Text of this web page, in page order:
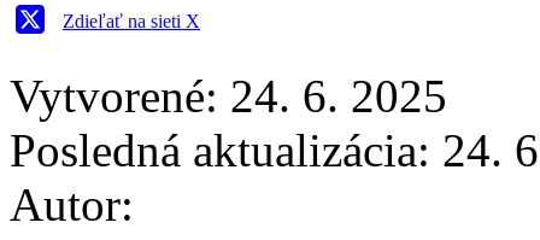
Zdieľať na sieti X
Vytvorené: 24. 6. 2025
Posledná aktualizácia: 24.
Autor: